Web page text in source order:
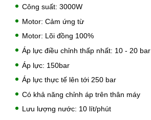
Công suất: 3000W
Motor: Cảm ứng từ
Motor: Lõi đồng 100%
Áp lực điều chỉnh thấp nhất: 10 - 20 bar
Áp lực: 150bar
Áp lực thực tế lên tới 250 bar
Có khả năng chỉnh áp trên thân máy
Lưu lượng nước: 10 lít/phút